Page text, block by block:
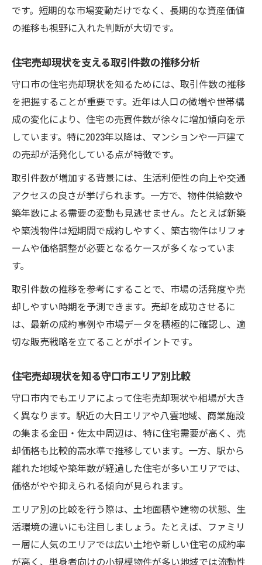
守口市住宅売却の交渉術と買主への対応
住宅売却の成功率を高める事例集の活用
住宅売却と地価変動の関係を守口市で考察
守口市住宅売却の未来を左右する地価予測
住宅売却に影響する守口市の地価上昇要因
守口市住宅売却で注意したい価格下落リス
ク
です。短期的な市場変動だけでなく、長期的な資産価値
の推移も視野に入れた判断が大切です。
住宅売却現状を支える取引件数の推移分析
守口市の住宅売却現状を知るためには、取引件数の推移
を把握することが重要です。近年は人口の微増や世帯構
成の変化により、住宅の売買件数が徐々に増加傾向を示
しています。特に2023年以降は、マンションや一戸建て
の売却が活発化している点が特徴です。
取引件数が増加する背景には、生活利便性の向上や交通
アクセスの良さが挙げられます。一方で、物件供給数や
築年数による需要の変動も見逃せません。たとえば新築
や築浅物件は短期間で成約しやすく、築古物件はリフォ
ームや価格調整が必要となるケースが多くなっていま
す。
取引件数の推移を参考にすることで、市場の活発度や売
却しやすい時期を予測できます。売却を成功させるに
は、最新の成約事例や市場データを積極的に確認し、適
切な販売戦略を立てることがポイントです。
住宅売却現状を知る守口市エリア別比較
守口市内でもエリアによって住宅売却現状や相場が大き
く異なります。駅近の大日エリアや八雲地域、商業施設
の集まる金田・佐太中周辺は、特に住宅需要が高く、売
却価格も比較的高水準で推移しています。一方、駅から
離れた地域や築年数が経過した住宅が多いエリアでは、
価格がやや抑えられる傾向が見られます。
エリア別の比較を行う際は、土地面積や建物の状態、生
活環境の違いにも注目しましょう。たとえば、ファミリ
ー層に人気のエリアでは広い土地や新しい住宅の成約率
が高く、単身者向けの小規模物件が多い地域では流動性